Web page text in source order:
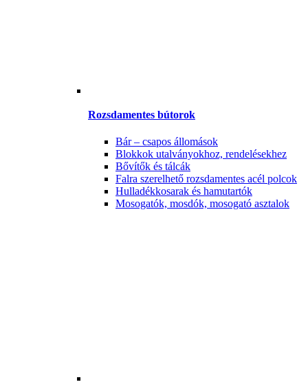
Rozsdamentes bútorok
Bár – csapos állomások
Blokkok utalványokhoz, rendelésekhez
Bővítők és tálcák
Falra szerelhető rozsdamentes acél polcok
Hulladékkosarak és hamutartók
Mosogatók, mosdók, mosogató asztalok